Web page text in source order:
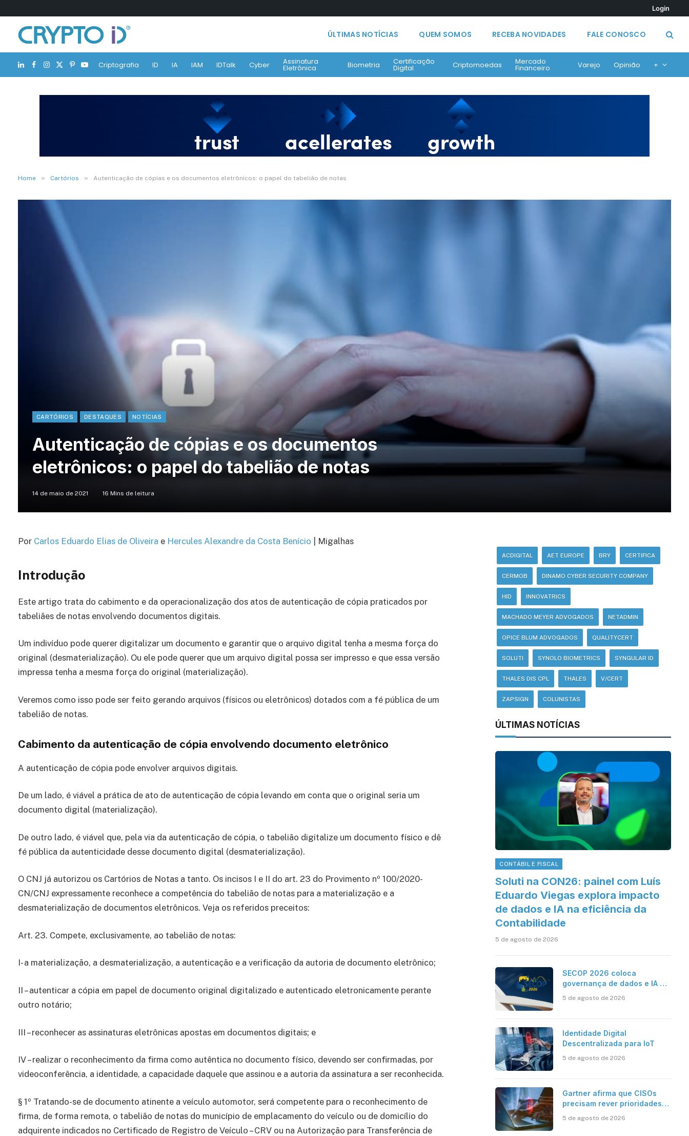
Login
ÚLTIMAS NOTÍCIAS QUEM SOMOS RECEBA NOVIDADES FALE CONOSCO
LinkedIn
Facebook
Instagram
X
(Twitter)
Pinterest
YouTubeCriptografia ID IA IAM IDTalk Cyber Assinatura
Eletrônica Biometria Certificação
Digital Criptomoedas Mercado
Financeiro Varejo Opinião +
Home » Cartórios » Autenticação de cópias e os documentos eletrônicos: o papel do tabelião de notas
CARTÓRIOS DESTAQUES NOTÍCIAS
Autenticação de cópias e os documentos
eletrônicos: o papel do tabelião de notas
14 de maio de 2021 16 Mins de leitura
Por Carlos Eduardo Elias de Oliveira e Hercules Alexandre da Costa Benício | Migalhas
Introdução
Este artigo trata do cabimento e da operacionalização dos atos de autenticação de cópia praticados por
tabeliães de notas envolvendo documentos digitais.
Um indivíduo pode querer digitalizar um documento e garantir que o arquivo digital tenha a mesma força do
original (desmaterialização). Ou ele pode querer que um arquivo digital possa ser impresso e que essa versão
impressa tenha a mesma força do original (materialização).
Veremos como isso pode ser feito gerando arquivos (físicos ou eletrônicos) dotados com a fé pública de um
tabelião de notas.
Cabimento da autenticação de cópia envolvendo documento eletrônico
A autenticação de cópia pode envolver arquivos digitais.
De um lado, é viável a prática de ato de autenticação de cópia levando em conta que o original seria um
documento digital (materialização).
De outro lado, é viável que, pela via da autenticação de cópia, o tabelião digitalize um documento físico e dê
fé pública da autenticidade desse documento digital (desmaterialização).
O CNJ já autorizou os Cartórios de Notas a tanto. Os incisos I e II do art. 23 do Provimento nº 100/2020-
CN/CNJ expressamente reconhece a competência do tabelião de notas para a materialização e a
desmaterialização de documentos eletrônicos. Veja os referidos preceitos:
Art. 23. Compete, exclusivamente, ao tabelião de notas:
I- a materialização, a desmaterialização, a autenticação e a verificação da autoria de documento eletrônico;
II – autenticar a cópia em papel de documento original digitalizado e autenticado eletronicamente perante
outro notário;
III – reconhecer as assinaturas eletrônicas apostas em documentos digitais; e
IV – realizar o reconhecimento da firma como autêntica no documento físico, devendo ser confirmadas, por
videoconferência, a identidade, a capacidade daquele que assinou e a autoria da assinatura a ser reconhecida.
§ 1º Tratando-se de documento atinente a veículo automotor, será competente para o reconhecimento de
firma, de forma remota, o tabelião de notas do município de emplacamento do veículo ou de domicílio do
adquirente indicados no Certificado de Registro de Veículo – CRV ou na Autorização para Transferência de
ACDIGITAL AET EUROPE BRY CERTIFICA
CERMOB DINAMO CYBER SECURITY COMPANY
HID INNOVATRICS
MACHADO MEYER ADVOGADOS NETADMIN
OPICE BLUM ADVOGADOS QUALITYCERT
SOLUTI SYNOLO BIOMETRICS SYNGULAR ID
THALES DIS CPL THALES V/CERT
ZAPSIGN COLUNISTAS
ÚLTIMAS NOTÍCIAS
CONTÁBIL E FISCAL
Soluti na CON26: painel com Luís
Eduardo Viegas explora impacto
de dados e IA na eficiência da
Contabilidade
5 de agosto de 2026
SECOP 2026 coloca
governança de dados e IA no
5 de agosto de 2026
Identidade Digital
Descentralizada para IoT
5 de agosto de 2026
Gartner afirma que CISOs
precisam rever prioridades
para enfrentar os desafios
5 de agosto de 2026